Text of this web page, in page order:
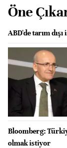
Öne
ABD'de tarım
Bloomberg:
olmak istiyor